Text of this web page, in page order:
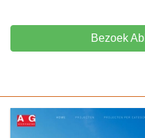
Bezoek